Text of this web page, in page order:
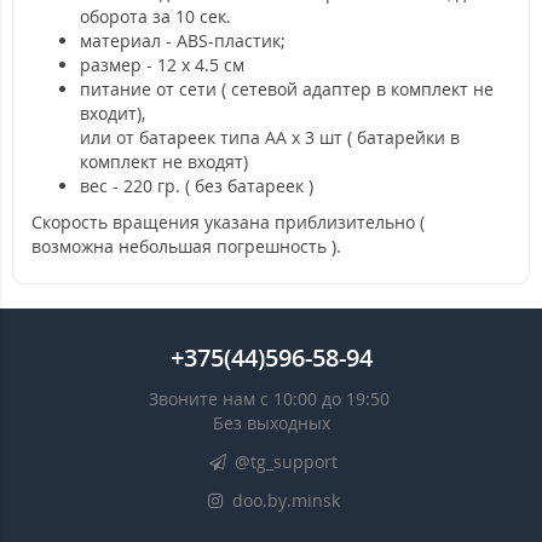
оборота за 10 сек.
материал - ABS-пластик;
размер - 12 х 4.5 см
питание от сети ( сетевой адаптер в комплект не
входит),
или от батареек типа АА x 3 шт ( батарейки в
комплект не входят)
вес - 220 гр. ( без батареек )
Скорость вращения указана приблизительно (
возможна небольшая погрешность ).
+375(44)596-58-94
Звоните нам с 10:00 до 19:50
Без выходных
@tg_support
doo.by.minsk